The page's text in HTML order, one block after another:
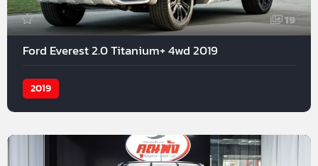
19
Ford Everest 2.0 Titanium+ 4wd 2019
2019